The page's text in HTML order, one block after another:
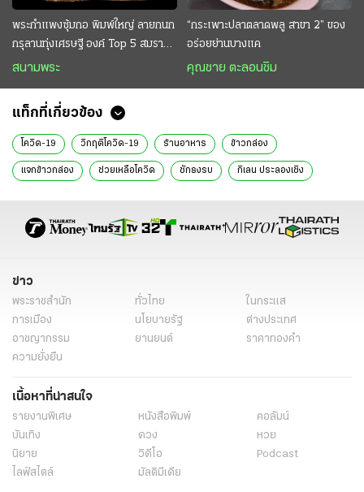
พระกำแพงซุ้มกอ พิมพ์ใหญ่ ลายกนก
กรุลานทุ่งเศรษฐี องค์ Top 5 สมราคา
หลักสิบล้าน
สนามพระ
“กระเพาะปลาตลาดพลู สาขา 2” ของ
อร่อยย่านบางแค
คุณชาย ตะลอนชิม
แท็กที่เกี่ยวข้อง
โควิด-19 วิกฤติโควิด-19 ร้านอาหาร ข้าวกล่อง
แจกข้าวกล่อง ช่วยเหลือโควิด ชักธงรบ กิเลน ประลองเชิง
ข่าว
พระราชสำนัก ทั่วไทย
ในกระแส
การเมือง
นโยบายรัฐ
ต่างประเทศ
อาชญากรรม
ยานยนต์
ราคาทองคำ
ความยั่งยืน
เนื้อหาที่น่าสนใจ
รายงานพิเศษ หนังสือพิมพ์
คอลัมน์
บันเทิง
ดวง
หวย
นิยาย
วิดีโอ
Podcast
ไลฟ์สไตล์
มัลติมีเดีย